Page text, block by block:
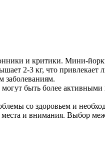
и критики. Мини-
2-3 кг, что привлекает
заболеваниям.
могут быть более
со здоровьем и
места и внимания. Выбор